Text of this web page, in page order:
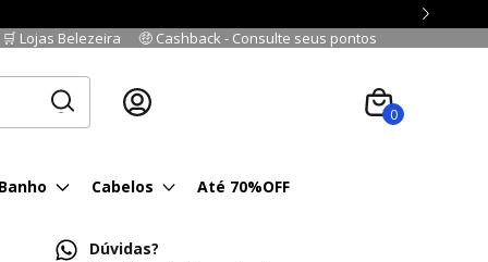
🛒 Lojas Belezeira 🤑 Cashback - Consulte seus pontos
0
Cabelos Até 70%OFF
Dúvidas?